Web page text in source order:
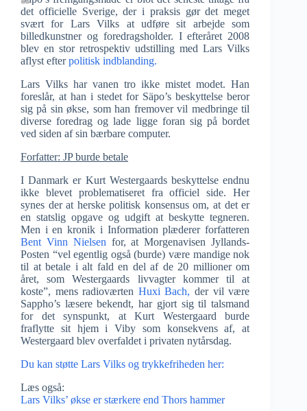
det officielle Sverige, der i praksis gør det meget
svært for Lars Vilks at udføre sit arbejde som
billedkunstner og foredragsholder. I efteråret 2008
blev en stor retrospektiv udstilling med Lars Vilks
aflyst efterpolitisk indblanding.
Lars Vilks har vanen tro ikke mistet modet. Han
foreslår, at han i stedet for Säpo’s beskyttelse beror
sig på sin økse, som han fremover vil medbringe til
diverse foredrag og lade ligge foran sig på bordet
ved siden af sin bærbare computer.
Forfatter: JP burde betale
I Danmark er Kurt Westergaards beskyttelse endnu
ikke blevet problematiseret fra officiel side. Her
synes der at herske politisk konsensus om, at det er
en statslig opgave og udgift at beskytte tegneren.
Men i en kronik i Information plæderer forfatteren
Bent Vinn Nielsen for, at Morgenavisen Jyllands-
Posten “vel egentlig også (burde) være mandige nok
til at betale i alt fald en del af de 20 millioner om
året, som Westergaards livvagter kommer til at
koste”, mens radioværten Huxi Bach, der vil være
Sappho’s læsere bekendt, har gjort sig til talsmand
for det synspunkt, at Kurt Westergaard burde
fraflytte sit hjem i Viby som konsekvens af, at
Westergaard blev overfaldet i privaten nytårsdag.
Du kan støtte Lars Vilks og trykkefriheden her:
Læs også:
Lars Vilks’ økse er stærkere end Thors hammer